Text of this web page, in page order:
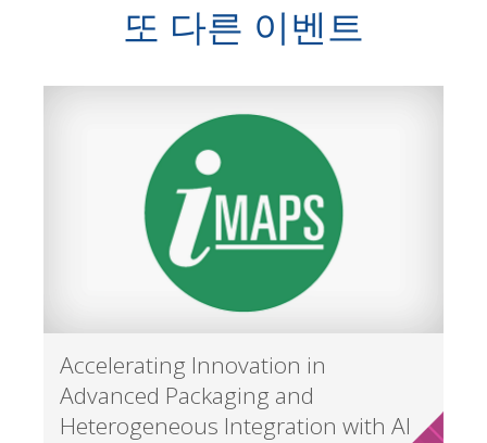
또 다른 이벤트
Accelerating Innovation in
Advanced Packaging and
Heterogeneous Integration with AI